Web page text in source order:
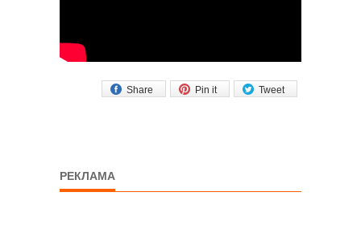
Tweet
Pin it
Share
РЕКЛАМА